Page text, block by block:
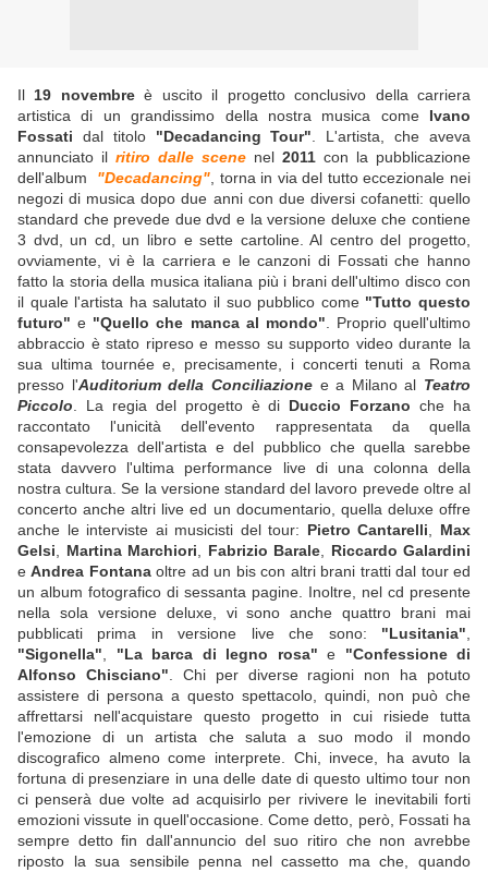
Il 19 novembreè uscito il progetto conclusivo della carriera
artistica di un grandissimo della nostra musica come Ivano
Fossati dal titolo "Decadancing Tour" . L'artista, che aveva
annunciato il ritiro dalle scene nel 2011 con la pubblicazione
dell'album
"Decadancing" , torna in via del tutto eccezionale nei
negozi di musica dopo due anni con due diversi cofanetti: quello
standard che prevede due dvd e la versione deluxe che contiene
3 dvd, un cd, un libro e sette cartoline. Al centro del progetto,
ovviamente, vi è la carriera e le canzoni di Fossati che hanno
fatto la storia della musica italiana più i brani dell'ultimo disco con
il quale l'artista ha salutato il suo pubblico come "Tutto questo
futuro" e "Quello che manca al mondo" . Proprio quell'ultimo
abbraccio è stato ripreso e messo su supporto video durante la
sua ultima tournée e, precisamente, i concerti tenuti a Roma
presso l'Auditorium della Conciliazionee a Milano al Teatro
Piccolo . La regia del progetto è di Duccio Forzano che ha
raccontato l'unicità dell'evento rappresentata da quella
consapevolezza dell'artista e del pubblico che quella sarebbe
stata davvero l'ultima performance live di una colonna della
nostra cultura. Se la versione standard del lavoro prevede oltre al
concerto anche altri live ed un documentario, quella deluxe offre
anche le interviste ai musicisti del tour: Pietro Cantarelli
Max
Gelsi
Martina Marchiori Fabrizio Barale
Riccardo Galardini
eAndrea Fontanaoltre ad un bis con altri brani tratti dal tour ed
un album fotografico di sessanta pagine. Inoltre, nel cd presente
nella sola versione deluxe, vi sono anche quattro brani mai
pubblicati prima in versione live che sono: "Lusitania"
"Sigonella"
"La barca di legno rosa" e "Confessione di
Alfonso Chisciano" . Chi per diverse ragioni non ha potuto
assistere di persona a questo spettacolo, quindi, non può che
affrettarsi nell'acquistare questo progetto in cui risiede tutta
l'emozione di un artista che saluta a suo modo il mondo
discografico almeno come interprete. Chi, invece, ha avuto la
fortuna di presenziare in una delle date di questo ultimo tour non
ci penserà due volte ad acquisirlo per rivivere le inevitabili forti
emozioni vissute in quell'occasione. Come detto, però, Fossati ha
sempre detto fin dall'annuncio del suo ritiro che non avrebbe
riposto la sua sensibile penna nel cassetto ma che, quando